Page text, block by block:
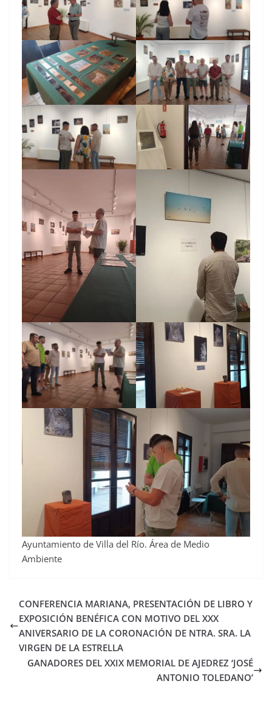
Ayuntamiento de Villa del Río. Área de Medio
Ambiente
CONFERENCIA MARIANA, PRESENTACIÓN DE LIBRO Y
EXPOSICIÓN BENÉFICA CON MOTIVO DEL XXX
ANIVERSARIO DE LA CORONACIÓN DE NTRA. SRA. LA
VIRGEN DE LA ESTRELLA
GANADORES DEL XXIX MEMORIAL DE AJEDREZ ‘JOSÉ
ANTONIO TOLEDANO’